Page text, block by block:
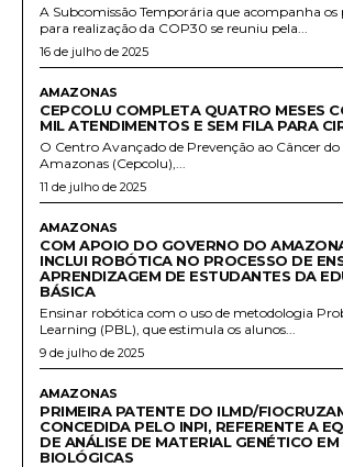
A Subcomissão Temporária que acompanha
para realização da COP30 se reuniu pela...
16 de julho de 2025
AMAZONAS
CEPCOLU COMPLETA QUATRO MESES
MIL ATENDIMENTOS E SEM FILA PARA
O Centro Avançado de Prevenção ao Câncer
Amazonas (Cepcolu),...
11 de julho de 2025
AMAZONAS
COM APOIO DO GOVERNO DO
INCLUI ROBÓTICA NO PROCESSO DE
APRENDIZAGEM DE ESTUDANTES DA
BÁSICA
Ensinar robótica com o uso de metodologia
Learning (PBL), que estimula os alunos...
9 de julho de 2025
AMAZONAS
PRIMEIRA PATENTE DO ILMD/
CONCEDIDA PELO INPI, REFERENTE A
DE ANÁLISE DE MATERIAL GENÉTICO
BIOLÓGICAS